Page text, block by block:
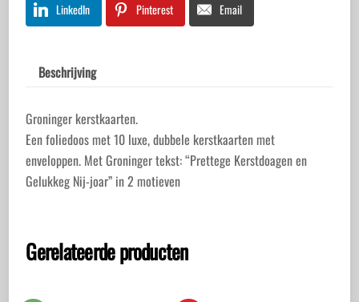
LinkedIn Pinterest Email
Beschrijving
Groninger kerstkaarten.
Een foliedoos met 10 luxe, dubbele kerstkaarten met
enveloppen. Met Groninger tekst: “Prettege Kerstdoagen en
Gelukkeg Nij-joar” in 2 motieven
Gerelateerde producten